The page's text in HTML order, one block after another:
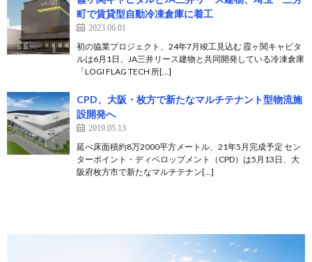
町で賃貸型自動冷凍倉庫に着工
2023.06.01
初の協業プロジェクト、24年7月竣工見込む 霞ヶ関キャピタ
ルは6月1日、JA三井リース建物と共同開発している冷凍倉庫
「LOGI FLAG TECH 所[…]
CPD、大阪・枚方で新たなマルチテナント型物流施
設開発へ
2019.05.13
延べ床面積約8万2000平方メートル、21年5月完成予定 セン
ターポイント・ディベロップメント（CPD）は5月13日、大
阪府枚方市で新たなマルチテナン[…]